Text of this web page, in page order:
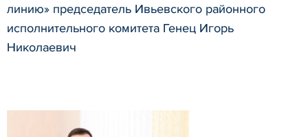
линию» председатель Ивьевского районного
исполнительного комитета Генец Игорь
Николаевич